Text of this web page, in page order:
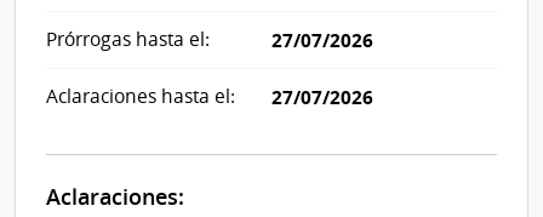
Prórrogas hasta el: 27/07/2026
Aclaraciones hasta el: 27/07/2026
Aclaraciones: